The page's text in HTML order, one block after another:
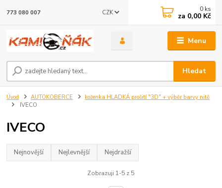
Menu
CZK
Hledat
773 080 007 0 ks
za 0,00 Kč
Úvod AUTOKOBERCE
koženka HLADKÁ prošití "3D" + výběr barvy nitě
IVECO
IVECO
Nejnovější Nejlevnější Nejdražší
Zobrazuji 1-5 z 5